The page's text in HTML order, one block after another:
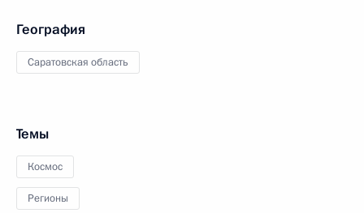
География
Саратовская область
Темы
Космос
Регионы